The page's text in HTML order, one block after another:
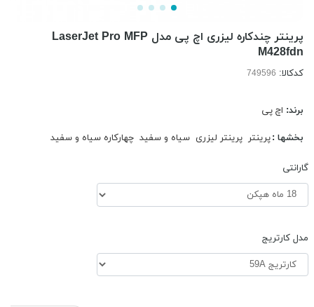
پرینتر چندکاره لیزری اچ پی مدل LaserJet Pro MFP
M428fdn
کدکالا:
برند: اچ پی
بخشها :پرینتر پرینتر لیزری سیاه و سفید چهارکاره سیاه و سفید
گارانتی
مدل کارتریج